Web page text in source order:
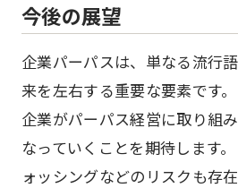
今後の展望
企業パーパスは、単なる流行
来を左右する重要な要素です
企業がパーパス経営に取り組
なっていくことを期待します
ォッシングなどのリスクも存